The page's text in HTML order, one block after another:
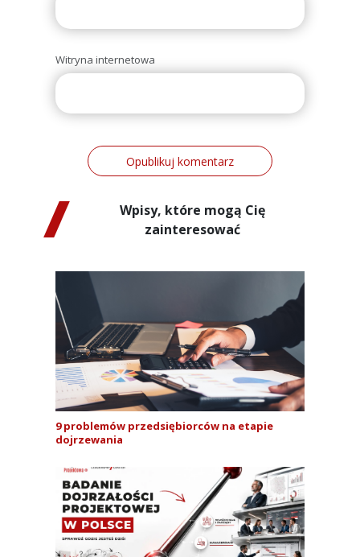
Witryna internetowa
Wpisy, które mogą Cię
zainteresować
9 problemów przedsiębiorców na etapie
dojrzewania